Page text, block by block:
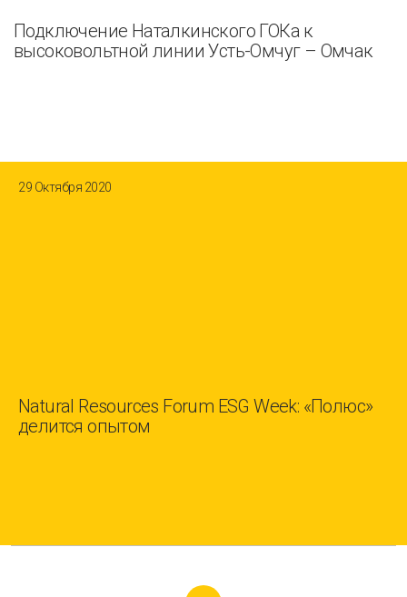
Подключение Наталкинского ГОКа к
высоковольтной линии Усть-Омчуг – Омчак
29 Октября 2020
Natural Resources Forum ESG Week: «Полюс»
делится опытом